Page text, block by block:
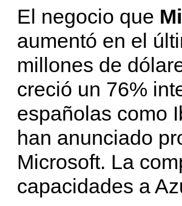
El negocio que
aumentó en el
millones de
creció un 76%
españolas como
han anunciado
Microsoft. La
capacidades a